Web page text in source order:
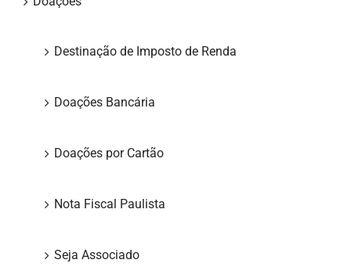
Destinação de Imposto de Renda
Doações Bancária
Doações por Cartão
Nota Fiscal Paulista
Seja Associado